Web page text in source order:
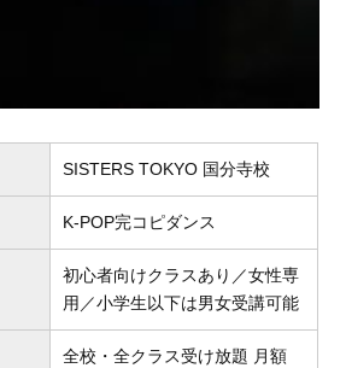
SISTERS TOKYO 国分寺校
K-POP完コピダンス
初心者向けクラスあり／女性専
用／小学生以下は男女受講可能
全校・全クラス受け放題 月額